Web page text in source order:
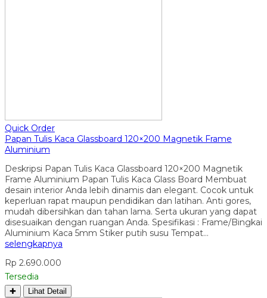
Quick Order
Papan Tulis Kaca Glassboard 120×200 Magnetik Frame
Aluminium
Deskripsi Papan Tulis Kaca Glassboard 120×200 Magnetik
Frame Aluminium Papan Tulis Kaca Glass Board Membuat
desain interior Anda lebih dinamis dan elegant. Cocok untuk
keperluan rapat maupun pendidikan dan latihan. Anti gores,
mudah dibersihkan dan tahan lama. Serta ukuran yang dapat
disesuaikan dengan ruangan Anda. Spesifikasi : Frame/Bingkai
Aluminium Kaca 5mm Stiker putih susu Tempat…
selengkapnya
Rp 2.690.000
Tersedia
✚ Lihat Detail